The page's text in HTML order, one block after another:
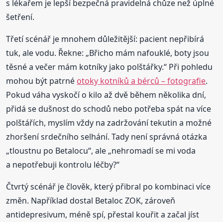
s lékařem je lepší bezpečná pravidelná chůze než úplné
šetření.
Třetí scénář je mnohem důležitější: pacient nepřibírá
tuk, ale vodu. Řekne: „Břicho mám nafouklé, boty jsou
těsné a večer mám kotníky jako polštářky.“ Při pohledu
mohou být patrné otoky kotníků a bérců – fotografie.
Pokud váha vyskočí o kilo až dvě během několika dní,
přidá se dušnost do schodů nebo potřeba spát na více
polštářích, myslím vždy na zadržování tekutin a možné
zhoršení srdečního selhání. Tady není správná otázka
„tloustnu po Betalocu“, ale „nehromadí se mi voda
a nepotřebuji kontrolu léčby?“
Čtvrtý scénář je člověk, který přibral po kombinaci více
změn. Například dostal Betaloc ZOK, zároveň
antidepresivum, méně spí, přestal kouřit a začal jíst